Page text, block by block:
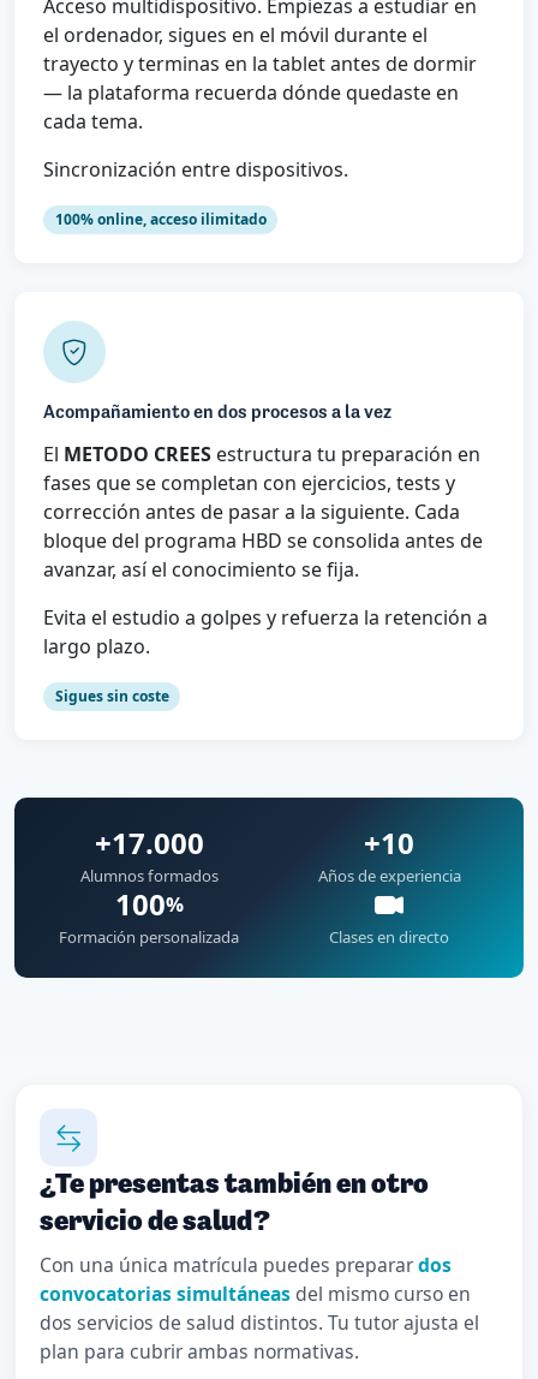
Acceso multidispositivo. Empiezas a estudiar en
el ordenador, sigues en el móvil durante el
trayecto y terminas en la tablet antes de dormir
— la plataforma recuerda dónde quedaste en
cada tema.
Sincronización entre dispositivos.
100% online, acceso ilimitado
Acompañamiento en dos procesos a la vez
El METODO CREES estructura tu preparación en
fases que se completan con ejercicios, tests y
corrección antes de pasar a la siguiente. Cada
bloque del programa HBD se consolida antes de
avanzar, así el conocimiento se fija.
Evita el estudio a golpes y refuerza la retención a
largo plazo.
Sigues sin coste
+17.000
Alumnos formados
+10
Años de experiencia
100%
Formación personalizada Clases en directo
¿Te presentas también en otro
servicio de salud?
Con una única matrícula puedes preparardos
convocatorias simultáneas del mismo curso en
dos servicios de salud distintos. Tu tutor ajusta el
plan para cubrir ambas normativas.